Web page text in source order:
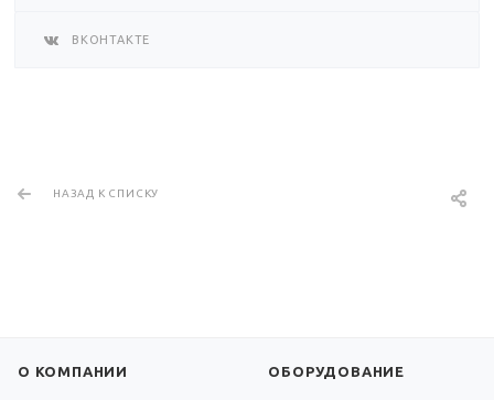
ВКОНТАКТЕ
НАЗАД К СПИСКУ
О КОМПАНИИ ОБОРУДОВАНИЕ